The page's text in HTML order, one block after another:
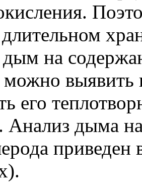
на
можно выявить
его
Анализ дыма